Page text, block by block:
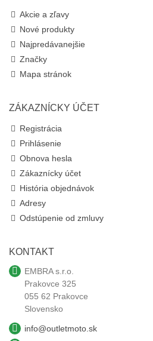
Akcie a zľavy
Nové produkty
Najpredávanejšie
Značky
Mapa stránok
ZÁKAZNÍCKY ÚČET
Registrácia
Prihlásenie
Obnova hesla
Zákaznícky účet
História objednávok
Adresy
Odstúpenie od zmluvy
KONTAKT
EMBRA s.r.o.
Prakovce 325
055 62 Prakovce
Slovensko
info@outletmoto.sk